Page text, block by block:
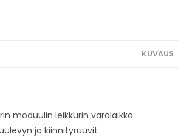
KUVAUS
moduulin leikkurin varalaikka
ja kiinnityruuvit